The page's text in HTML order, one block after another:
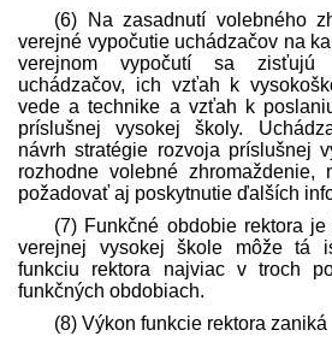
(6) Na zasadnutí volebného
verejné vypočutie uchádzačov na
verejnom vypočutí sa zisťujú
uchádzačov, ich vzťah k
vede a technike a vzťah k
príslušnej vysokej školy.
návrh stratégie rozvoja príslušnej
rozhodne volebné zhromaždenie,
požadovať aj poskytnutie ďalších
(7) Funkčné obdobie rektora
verejnej vysokej škole môže tá
funkciu rektora najviac v troch
funkčných obdobiach.
(8) Výkon funkcie rektora zaniká